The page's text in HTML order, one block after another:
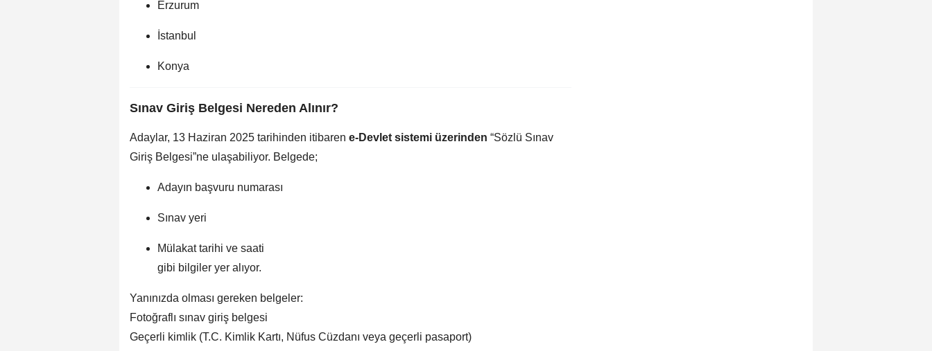
Erzurum
İstanbul
Konya
Sınav Giriş Belgesi Nereden Alınır?
Adaylar, 13 Haziran 2025 tarihinden itibaren e-Devlet sistemi üzerinden “Sözlü Sınav
Giriş Belgesi”ne ulaşabiliyor. Belgede;
Adayın başvuru numarası
Sınav yeri
Mülakat tarihi ve saati
gibi bilgiler yer alıyor.
Yanınızda olması gereken belgeler:
Fotoğraflı sınav giriş belgesi
Geçerli kimlik (T.C. Kimlik Kartı, Nüfus Cüzdanı veya geçerli pasaport)